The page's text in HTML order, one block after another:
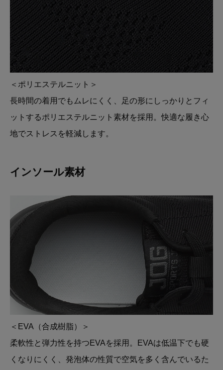
＜ポリエステルニット＞
長時間の着用でもムレにくく、足の形にしっかりとフィ
ットするポリエステルニット素材を採用。快適な履き心
地でストレスを軽減します。
インソール素材
＜EVA（合成樹脂）＞
柔軟性と弾力性を持つEVAを採用。EVAは低温下でも硬
くなりにくく、発泡体の性質で空気を多く含んでいるた